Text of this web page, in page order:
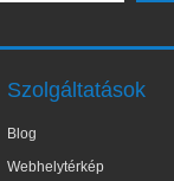
Szolgáltatások
Blog
Webhelytérkép